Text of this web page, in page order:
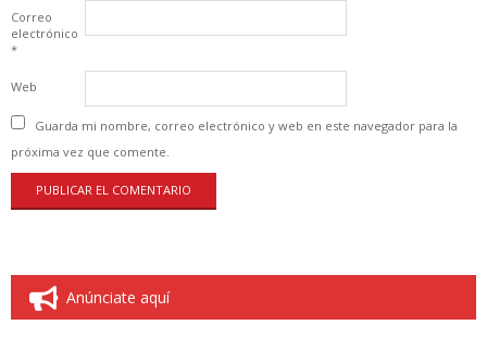
Correo
electrónico
*
Web
Guarda mi nombre, correo electrónico y web en este navegador para la
próxima vez que comente.
Anúnciate aquí